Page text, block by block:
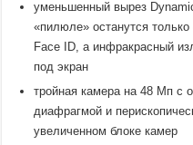
уменьшенный вырез
«пилюле» останутся
Face ID, а инфракрасный
под экран
тройная камера на 48 Мп с
диафрагмой и
увеличенном блоке камер